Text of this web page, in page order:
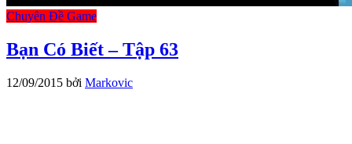
Chuyên Đề Game
Bạn Có Biết – Tập 63
12/09/2015 bởi Markovic